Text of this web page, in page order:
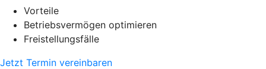
Vorteile
Betriebsvermögen optimieren
Freistellungsfälle
Jetzt Termin vereinbaren